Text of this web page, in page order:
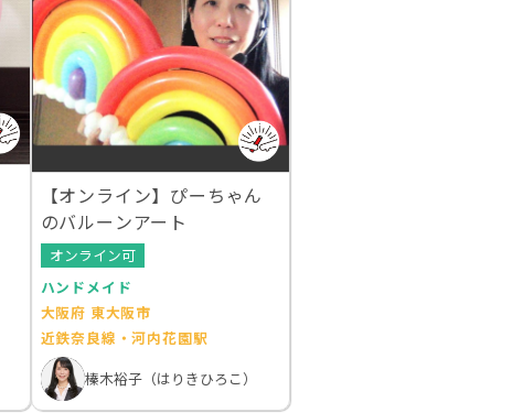
【オンライン】ぴーちゃん
のバルーンアート
オンライン可
ハンドメイド
大阪府 東大阪市
近鉄奈良線・河内花園駅
榛木裕子（はりきひろこ）